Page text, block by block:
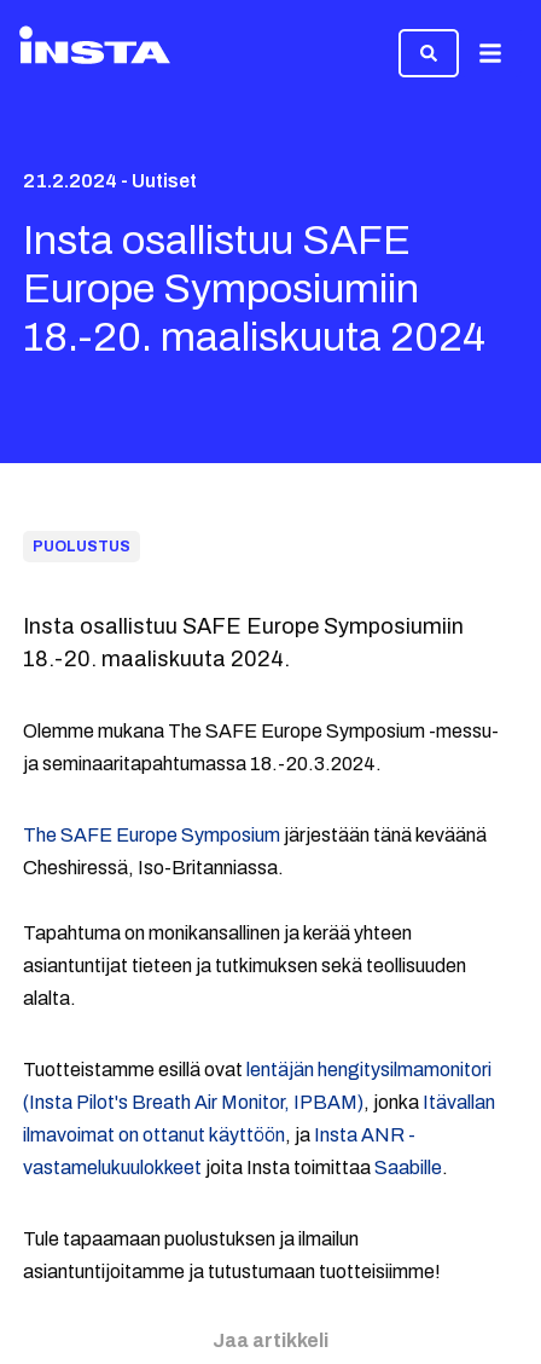
21.2.2024 - Uutiset
Insta osallistuu SAFE
Europe Symposiumiin
18.-20. maaliskuuta 2024
PUOLUSTUS
Insta osallistuu SAFE Europe Symposiumiin
18.-20. maaliskuuta 2024.
Olemme mukana The SAFE Europe Symposium -messu-
ja seminaaritapahtumassa 18.-20.3.2024.
The SAFE Europe Symposium järjestään tänä keväänä
Cheshiressä, Iso-Britanniassa.
Tapahtuma on monikansallinen ja kerää yhteen
asiantuntijat tieteen ja tutkimuksen sekä teollisuuden
alalta.
Tuotteistamme esillä ovat lentäjän hengitysilmamonitori
(Insta Pilot's Breath Air Monitor, IPBAM), jonka Itävallan
ilmavoimat on ottanut käyttöön, ja Insta ANR -
vastamelukuulokkeet joita Insta toimittaaSaabille.
Tule tapaamaan puolustuksen ja ilmailun
asiantuntijoitamme ja tutustumaan tuotteisiimme!
Jaa artikkeli